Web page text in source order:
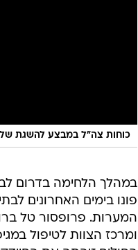
כוחות צה"ל במבצע להשגת
במהלך הלחימה בדרום
פונו בימים האחרונים
המערות. פרופסור טל
ומרכז הצוות לטיפול